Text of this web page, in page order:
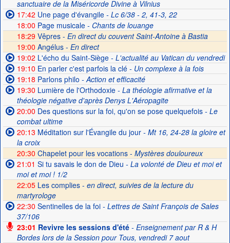
sanctuaire de la Miséricorde Divine à Vilnius
17:42 Une page d'évangile- Lc 6/38 - 2, 41-3, 22
18:00 Page musicale- Chants de louange
18:29 Vêpres - En direct du couvent Saint-Antoine à Bastia
19:00 Angélus - En direct
19:02 L'écho du Saint-Siège- L'actualité au Vatican du vendredi
19:10 En parler c'est parfois la clé- Un complexe à la fois
19:18 Parlons philo - Action et efficacité
19:30 Lumière de l'Orthodoxie- La théologie afirmative et la
théologie négative d'après Denys L'Aéropagite
20:00 Des questions sur la foi, qu'on se pose quelquefois- Le
combat ultime
20:13 Méditation sur l'Évangile du jour- Mt 16, 24-28 la gloire et
la croix
20:30 Chapelet pour les vocations - Mystères douloureux
21:01 Si tu savais le don de Dieu - La volonté de Dieu et moi et
moi et moi ! 1/2
22:05Les complies - en direct, suivies de la lecture du
martyrologe
22:30 Sentinelles de la foi- Lettres de Saint François de Sales
37/106
23:01 Revivre les sessions d'été- Enseignement par R & H
Bordes lors de la Session pour Tous, vendredi 7 aout